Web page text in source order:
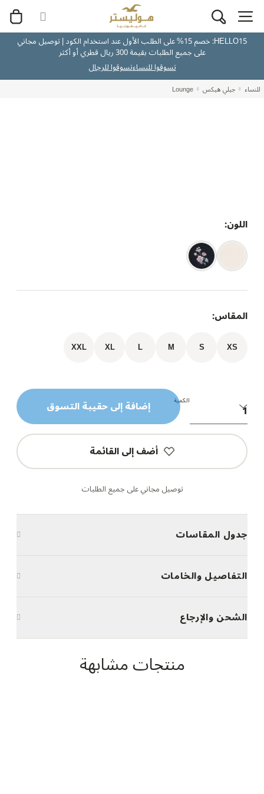
HELLO15: خصم 15% على الطلب الأول عند استخدام الكود | توصيل مجاني
على جميع الطلبات بقيمة 300 ريال قطري أو أكثر
تسوقوا للنساءتسوقوا للرجال
للنساء جيلي هيكس Lounge
اللون:
المقاس:
XS
S
M
L
XL
XXL
الكمية إضافة إلى حقيبة التسوق
أضف إلى القائمة
توصيل مجاني على جميع الطلبات
جدول المقاسات
التفاصيل والخامات
الشحن والإرجاع
منتجات مشابهة